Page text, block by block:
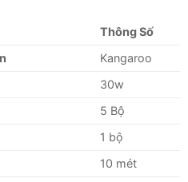
Thông Số
Kangaroo
30w
5 Bộ
1 bộ
10 mét